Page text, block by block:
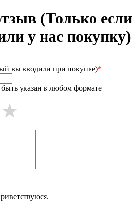
(Только если
у нас покупку)
вы вводили при покупке)*
указан в любом формате